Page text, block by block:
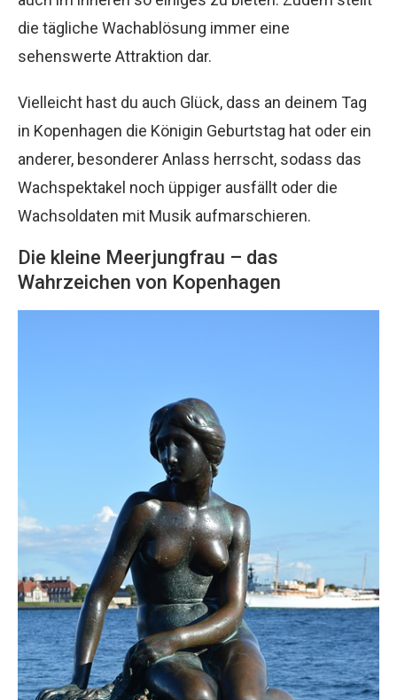
die tägliche Wachablösung immer eine
sehenswerte Attraktion dar.
Vielleicht hast du auch Glück, dass an deinem Tag
in Kopenhagen die Königin Geburtstag hat oder ein
anderer, besonderer Anlass herrscht, sodass das
Wachspektakel noch üppiger ausfällt oder die
Wachsoldaten mit Musik aufmarschieren.
Die kleine Meerjungfrau – das
Wahrzeichen von Kopenhagen